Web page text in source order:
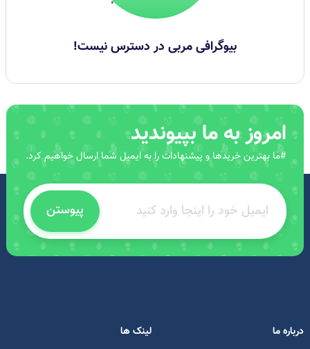
بیوگرافی مربی در دسترس نیست!
امروز به ما بپیوندید
#ما بهترین خریدها و پیشنهادات را به ایمیل شما ارسال خواهیم کرد.
پیوستن
درباره ما
لینک ها